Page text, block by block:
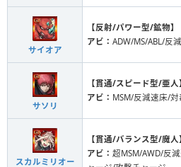
サイオア
【反射/パワー型/鉱物】
アビ： ADW/MS/ABL/反
サソリ
【貫通/スピード型/亜人
アビ： MSM/反減速床/対
スカルミリオー
【貫通/バランス型/魔人
アビ： 超MSM/AWD/反